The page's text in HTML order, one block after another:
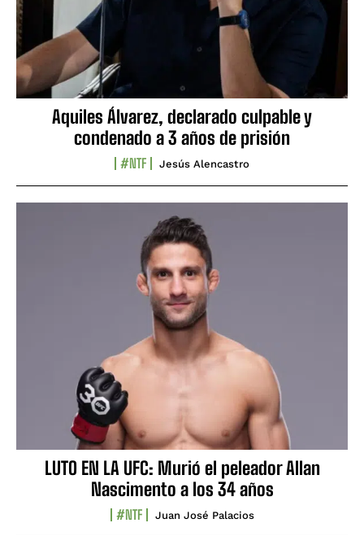
Aquiles Álvarez, declarado culpable y
condenado a 3 años de prisión
#NTF Jesús Alencastro
LUTO EN LA UFC: Murió el peleador Allan
Nascimento a los 34 años
#NTF Juan José Palacios